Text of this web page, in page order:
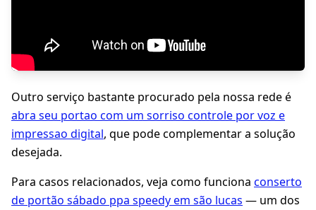
Outro serviço bastante procurado pela nossa rede é
abra seu portao com um sorriso controle por voz e
impressao digital, que pode complementar a solução
desejada.
Para casos relacionados, veja como funciona conserto
de portão sábado ppa speedy em são lucas — um dos